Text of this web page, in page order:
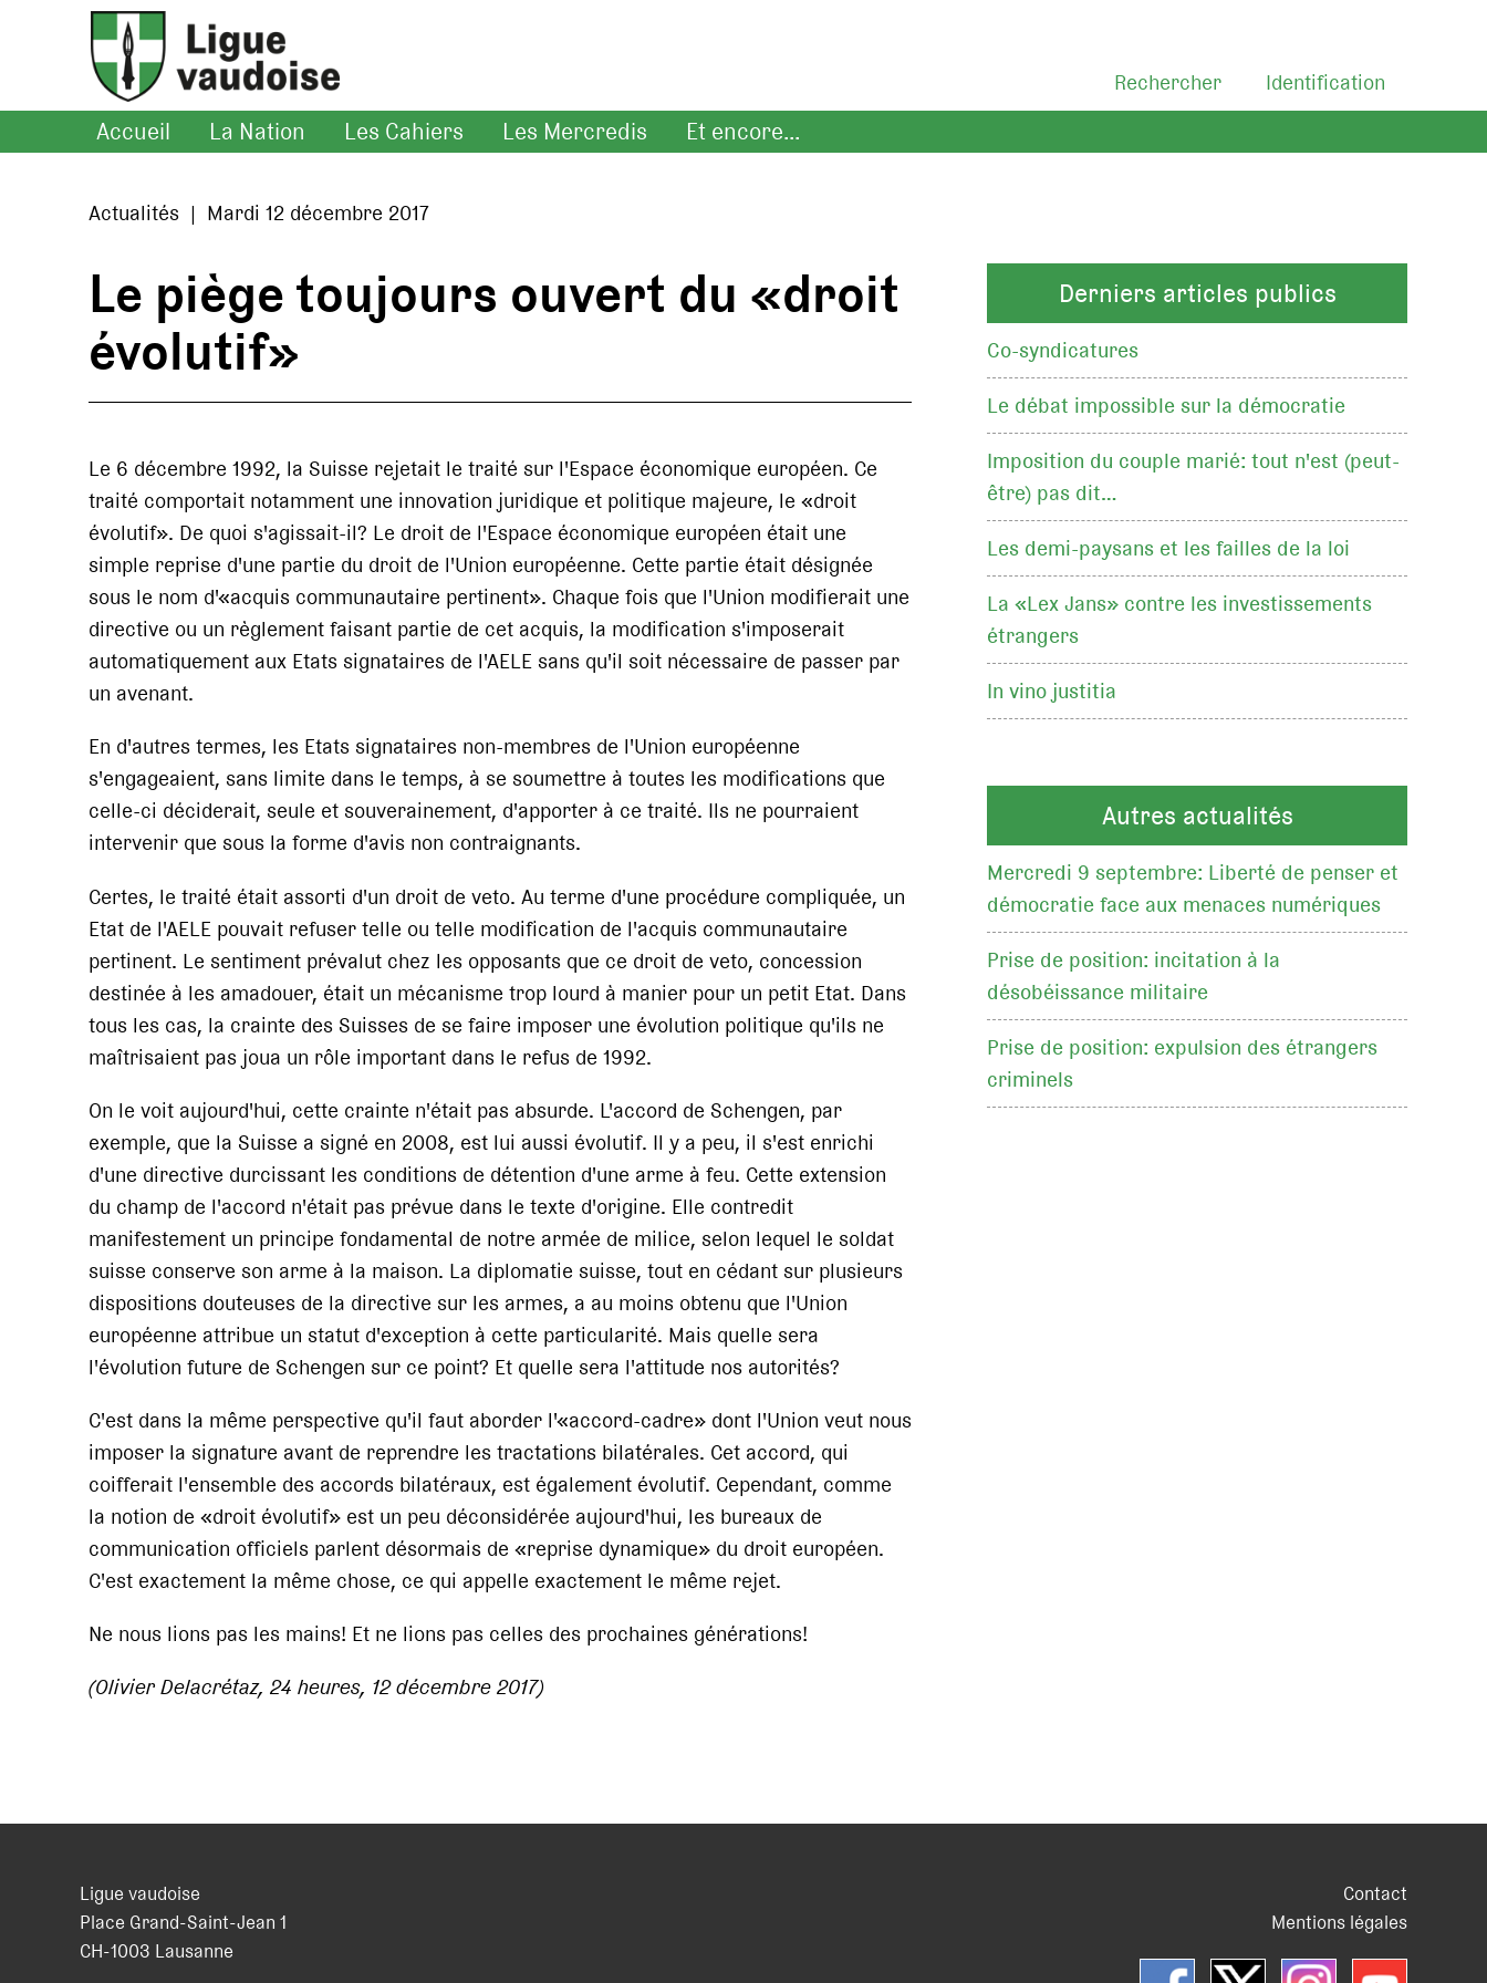
Identification
Rechercher
Accueil La Nation Les Cahiers Les Mercredis Et encore...
Actualités | Mardi 12 décembre 2017
Le piège toujours ouvert du «droit
évolutif»
Le 6 décembre 1992, la Suisse rejetait le traité sur l'Espace économique européen. Ce
traité comportait notamment une innovation juridique et politique majeure, le «droit
évolutif». De quoi s'agissait-il? Le droit de l'Espace économique européen était une
simple reprise d'une partie du droit de l'Union européenne. Cette partie était désignée
sous le nom d'«acquis communautaire pertinent». Chaque fois que l'Union modifierait une
directive ou un règlement faisant partie de cet acquis, la modification s'imposerait
automatiquement aux Etats signataires de l'AELE sans qu'il soit nécessaire de passer par
un avenant.
En d'autres termes, les Etats signataires non-membres de l'Union européenne
s'engageaient, sans limite dans le temps, à se soumettre à toutes les modifications que
celle-ci déciderait, seule et souverainement, d'apporter à ce traité. Ils ne pourraient
intervenir que sous la forme d'avis non contraignants.
Certes, le traité était assorti d'un droit de veto. Au terme d'une procédure compliquée, un
Etat de l'AELE pouvait refuser telle ou telle modification de l'acquis communautaire
pertinent. Le sentiment prévalut chez les opposants que ce droit de veto, concession
destinée à les amadouer, était un mécanisme trop lourd à manier pour un petit Etat. Dans
tous les cas, la crainte des Suisses de se faire imposer une évolution politique qu'ils ne
maîtrisaient pas joua un rôle important dans le refus de 1992.
On le voit aujourd'hui, cette crainte n'était pas absurde. L'accord de Schengen, par
exemple, que la Suisse a signé en 2008, est lui aussi évolutif. Il y a peu, il s'est enrichi
d'une directive durcissant les conditions de détention d'une arme à feu. Cette extension
du champ de l'accord n'était pas prévue dans le texte d'origine. Elle contredit
manifestement un principe fondamental de notre armée de milice, selon lequel le soldat
suisse conserve son arme à la maison. La diplomatie suisse, tout en cédant sur plusieurs
dispositions douteuses de la directive sur les armes, a au moins obtenu que l'Union
européenne attribue un statut d'exception à cette particularité. Mais quelle sera
l'évolution future de Schengen sur ce point? Et quelle sera l'attitude nos autorités?
C'est dans la même perspective qu'il faut aborder l'«accord-cadre» dont l'Union veut nous
imposer la signature avant de reprendre les tractations bilatérales. Cet accord, qui
coifferait l'ensemble des accords bilatéraux, est également évolutif. Cependant, comme
la notion de «droit évolutif» est un peu déconsidérée aujourd'hui, les bureaux de
communication officiels parlent désormais de «reprise dynamique» du droit européen.
C'est exactement la même chose, ce qui appelle exactement le même rejet.
Ne nous lions pas les mains! Et ne lions pas celles des prochaines générations!
(Olivier Delacrétaz, 24 heures, 12 décembre 2017)
Derniers articles publics
Co-syndicatures
Le débat impossible sur la démocratie
Imposition du couple marié: tout n'est (peut-
être) pas dit…
Les demi-paysans et les failles de la loi
La «Lex Jans» contre les investissements
étrangers
In vino justitia
Autres actualités
Mercredi 9 septembre: Liberté de penser et
démocratie face aux menaces numériques
Prise de position: incitation à la
désobéissance militaire
Prise de position: expulsion des étrangers
criminels
Contact
Mentions légales
Ligue vaudoise
Place Grand-Saint-Jean 1
CH-1003 Lausanne